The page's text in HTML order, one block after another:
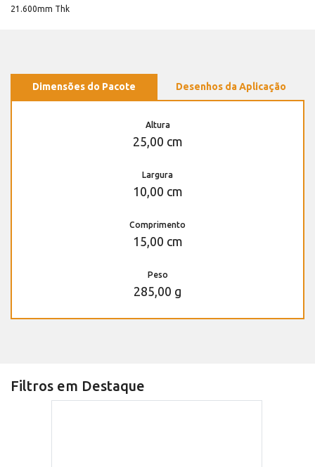
21.600mm Thk
Dimensões do Pacote Desenhos da Aplicação
Altura
25,00 cm
Largura
10,00 cm
Comprimento
15,00 cm
Peso
285,00 g
Filtros em Destaque